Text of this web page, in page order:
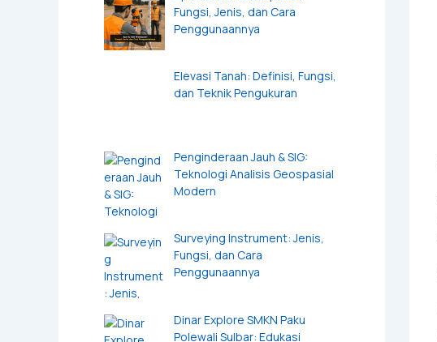
Fungsi, Jenis, dan Cara
Penggunaannya
Elevasi Tanah: Definisi, Fungsi,
dan Teknik Pengukuran
Penginderaan Jauh & SIG:
Teknologi Analisis Geospasial
Modern
Surveying Instrument: Jenis,
Fungsi, dan Cara
Penggunaannya
Dinar Explore SMKN Paku
Polewali Sulbar: Edukasi